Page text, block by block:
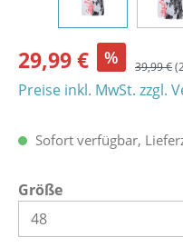
29,99 € % 39,99 €
Preise inkl. MwSt. zzgl.
Sofort verfügbar,
Größeauswählen